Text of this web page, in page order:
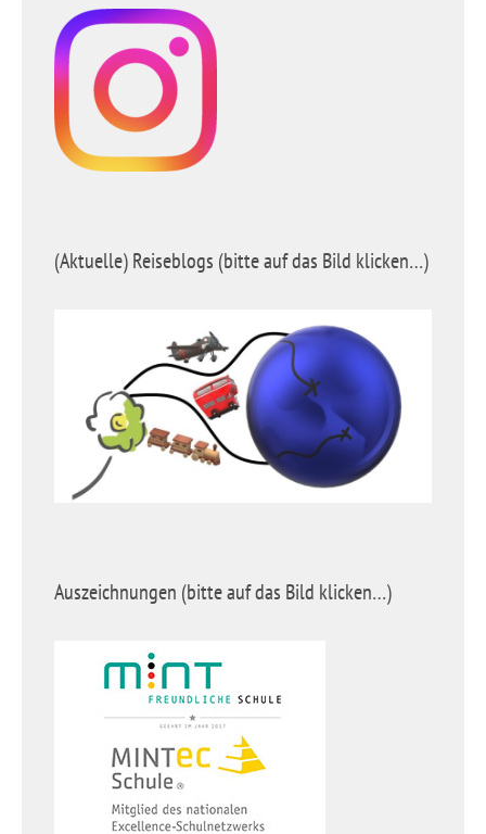
(Aktuelle) Reiseblogs (bitte auf das Bild klicken…)
Auszeichnungen (bitte auf das Bild klicken…)